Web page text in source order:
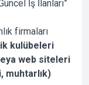
İş İlanları”
firmaları
kulübeleri
web siteleri
muhtarlık)